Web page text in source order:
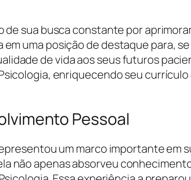
sua busca constante por
uma posição de destaque para,
de vida aos seus futuros
enriquecendo seu
Pessoal
um marco importante em
não apenas absorveu